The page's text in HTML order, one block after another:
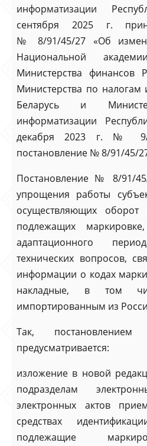
информатизации
сентября 2025 г.
№ 8/91/45/27 «Об
Национальной
Министерства финансов
Министерства по налогам
Беларусь и
информатизации
декабря 2023 г. № 9/
постановление № 8/91/45/
Постановление № 8/91/
упрощения работы
осуществляющих оборот
подлежащих
адаптационного
технических вопросов,
информации о кодах
накладные, в том
импортированным из
Так,
предусматривается:
изложение в новой
подразделам
электронных актов
средствах
подлежащие